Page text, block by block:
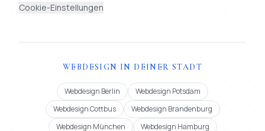
Cookie-Einstellungen
WEBDESIGN IN DEINER STADT
Webdesign Berlin
Webdesign Potsdam
Webdesign Cottbus
Webdesign Brandenburg
Webdesign München
Webdesign Hamburg